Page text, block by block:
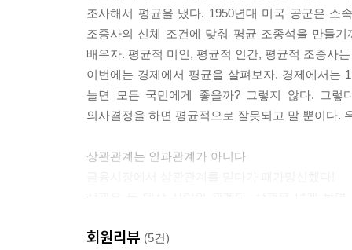
3장 인과: 원인이 결과를 낳는 관계다
1 인과는 두 가지 제약조건을 갖는다
원인은 결과를 낳는 힘을 갖는다 / 원인은 결과보
2 옛날 사람들은 인과를 어떻게 인식했을까
왜 하늘로 던진 돌멩이는 땅에 떨어질까 / 인과의
조사해서 평균을 냈다. 1950년대 미국 공군은 소
조종사의 신체 조건에 맞춰 평균 조종석을 만들
배우자. 평균적 미인, 평균적 인간, 평균적 조종사
이번에는 경제에서 평균을 살펴보자. 경제에서는
늘면 모든 국민에게 좋을까? 그렇지 않다. 그렇
의사결정을 하면 평균적으로 잘못되고 말 뿐이다.
상관관계는 인과관계가 아니다
상관은 두 대상 사이의 관계다. 상관은 넓게 보
영향을 받는다. 그런데 이런 상관관계를 중요하
회원리뷰 (5건)